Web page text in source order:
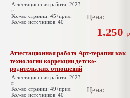
Аттестационная работа, 2023
г.
Кол-во страниц: 45+прил.
Кол-во источников: 40
Цена:
1.250 р
Аттестационная работа Арт-терапия как
технологии коррекции детско-
родительских отношений
Аттестационная работа, 2023
г.
Кол-во страниц: 49+прил.
Кол-во источников: 40
Цена: